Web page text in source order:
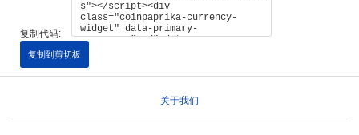
复制代码:
复制到剪切板
关于我们